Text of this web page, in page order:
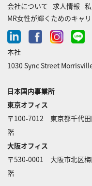
会社について 求人情報
MR女性が輝くためのキャ
linkedinfacebookinstagram
line-
本社
1030 Sync Street
日本国内事業所
東京オフィス
〒100-7012 東京都千代
階
大阪オフィス
〒530-0001 大阪市北区
階